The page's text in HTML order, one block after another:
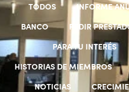
TODOS INFORME
BANCO
PEDIR
PARA TU INTERÉS
HISTORIAS DE MIEMBROS
NOTICIAS